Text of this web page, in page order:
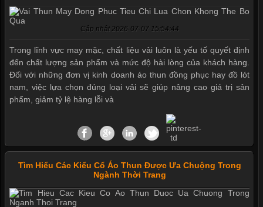
Cập nhật 2026-07-07 15:54:44
Trong lĩnh vực may mặc, chất liệu vải luôn là yếu tố quyết định
đến chất lượng sản phẩm và mức độ hài lòng của khách hàng.
Đối với những đơn vị kinh doanh áo thun đồng phục hay đồ lót
nam, việc lựa chọn đúng loại vải sẽ giúp nâng cao giá trị sản
phẩm, giảm tỷ lệ hàng lỗi và
Tìm Hiểu Các Kiểu Cổ Áo Thun Được Ưa Chuộng Trong
Ngành Thời Trang
Thị hiều quần lót nam bơi lội nam và nữ 2017
Xu hướng thời trang trẻ và quần lót nam giá sỉ
Giặt và bảo quản quần lót nam đúng cách
Mẫu quần lót nam giá rẻ sốt hè 2017